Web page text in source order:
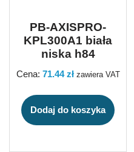
PB-AXISPRO-
KPL300A1 biała
niska h84
Cena: 71.44zł zawiera VAT
Dodaj do koszyka